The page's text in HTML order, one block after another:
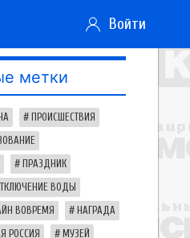
Войти
метки
ПРОИСШЕСТВИЯ
ПРАЗДНИК
ВОДЫ
ВОВРЕМЯ НАГРАДА
РОССИЯ МУЗЕЙ